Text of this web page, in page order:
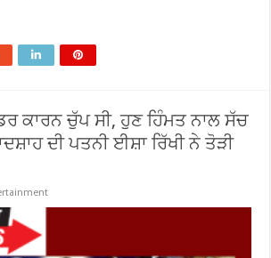
ਕਾਰਨ ਚੁੱਪ ਸੀ, ਹੁਣ ਹਿੰਮਤ ਨਾਲ ਸੱਚ
ਦੀ ਪਤਨੀ ਈਸ਼ਾ ਰਿੱਖੀ ਨੇ ਤੋੜੀ